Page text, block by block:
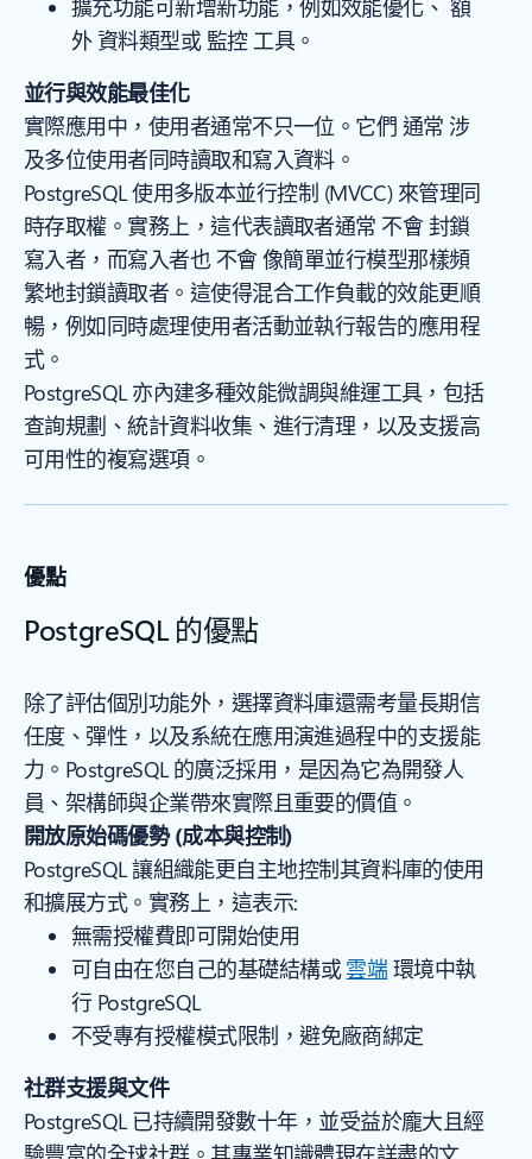
擴充功能可新增新功能，例如效能優化、 額
外 資料類型或 監控 工具。
並行與效能最佳化
實際應用中，使用者通常不只一位。它們 通常 涉
及多位使用者同時讀取和寫入資料。
PostgreSQL 使用多版本並行控制 (MVCC) 來管理同
時存取權。實務上，這代表讀取者通常 不會 封鎖
寫入者，而寫入者也 不會 像簡單並行模型那樣頻
繁地封鎖讀取者。這使得混合工作負載的效能更順
暢，例如同時處理使用者活動並執行報告的應用程
式。
PostgreSQL 亦內建多種效能微調與維運工具，包括
查詢規劃、統計資料收集、進行清理，以及支援高
可用性的複寫選項。
優點
PostgreSQL 的優點
除了評估個別功能外，選擇資料庫還需考量長期信
任度、彈性，以及系統在應用演進過程中的支援能
力。PostgreSQL 的廣泛採用，是因為它為開發人
員、架構師與企業帶來實際且重要的價值。
開放原始碼優勢 (成本與控制)
PostgreSQL 讓組織能更自主地控制其資料庫的使用
和擴展方式。實務上，這表示:
無需授權費即可開始使用
可自由在您自己的基礎結構或雲端環境中執
行 PostgreSQL
不受專有授權模式限制，避免廠商綁定
社群支援與文件
PostgreSQL 已持續開發數十年，並受益於龐大且經